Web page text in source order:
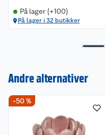
På lager (+100)
På lager i 32 butikker
Andre alternativer
-50 %
Om oss
Kontakt oss
Angre- og returrett